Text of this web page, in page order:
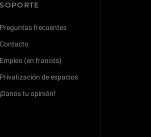
SOPORTE
Preguntas frecuentes
Contacto
Empleo (en francés)
Privatización de espacios
¡Danos tu opinión!